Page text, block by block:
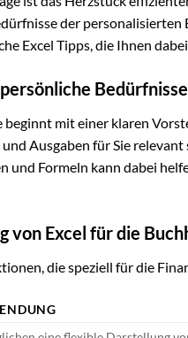
der
Excel Tipps, die Ihnen
Bedürfnisse
mit einer klaren
Ausgaben für Sie
und Formeln kann dabei
von Excel für die
die speziell für die